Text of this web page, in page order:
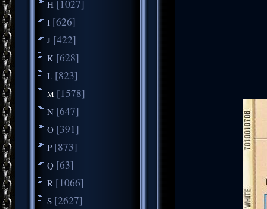
H [1027]
I [626]
J [422]
K [628]
L [823]
M [1578]
N [647]
O [391]
P [873]
Q [63]
R [1066]
S [2627]